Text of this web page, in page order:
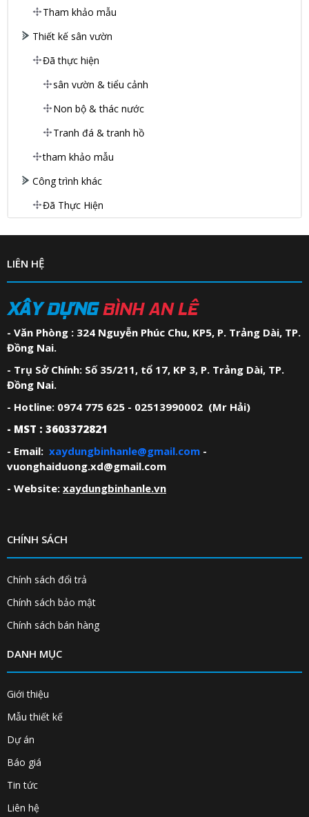
Tham khảo mẫu
Thiết kế sân vườn
Đã thực hiện
sân vườn & tiểu cảnh
Non bộ & thác nước
Tranh đá & tranh hồ
tham khảo mẫu
Công trình khác
Đã Thực Hiện
LIÊN HỆ
XÂY DỰNG BÌNH AN LÊ
- Văn Phòng : 324 Nguyễn Phúc Chu, KP5, P. Trảng Dài, TP.
Đồng Nai.
- Trụ Sở Chính: Số 35/211, tổ 17, KP 3, P. Trảng Dài, TP.
Đồng Nai.
- Hotline: 0974 775 625 - 02513990002 (Mr Hải)
- MST : 3603372821
- Email: xaydungbinhanle@gmail.com -
vuonghaiduong.xd@gmail.com
- Website: xaydungbinhanle.vn
CHÍNH SÁCH
Chính sách đổi trả
Chính sách bảo mật
Chính sách bán hàng
DANH MỤC
Giới thiệu
Mẫu thiết kế
Dự án
Báo giá
Tin tức
Liên hệ